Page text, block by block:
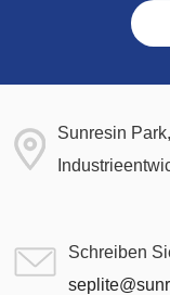
Sunresin
Schreiben